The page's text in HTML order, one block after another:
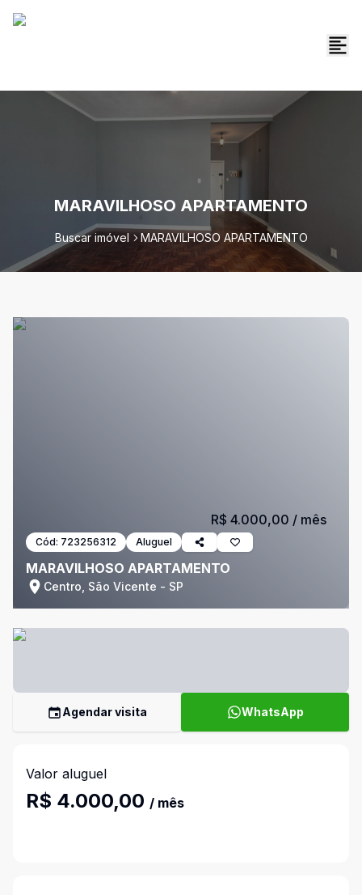
MARAVILHOSO APARTAMENTO
Buscar imóvel MARAVILHOSO APARTAMENTO
Cód: 723256312 Aluguel
MARAVILHOSO APARTAMENTO
Centro, São Vicente - SP
R$ 4.000,00 / mês
Agendar visita WhatsApp
Valor aluguel
R$ 4.000,00 / mês